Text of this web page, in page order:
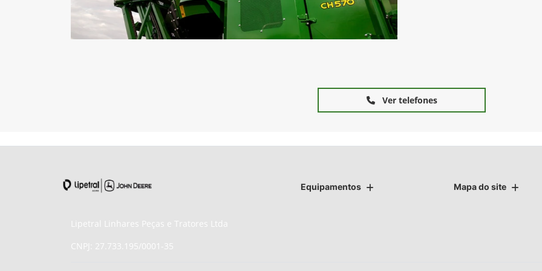
Ver telefones
Equipamentos Mapa do site
Lipetral Linhares Peças e Tratores Ltda
CNPJ: 27.733.195/0001-35